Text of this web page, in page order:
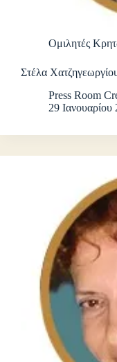
Ομιλητές
Στέλα
Press Room
29 Ιανουαρίου